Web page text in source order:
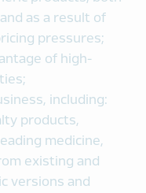
as a result of
pressures;
of high-
including:
products,
medicine,
existing and
versions and